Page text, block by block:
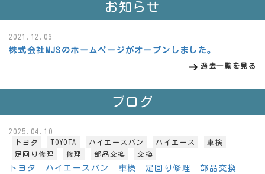
お知らせ
2021.12.03
株式会社MJSのホームページがオープンしました。
過去一覧を見る
ブログ
2025.04.10
トヨタ
TOYOTA ハイエースバン ハイエース
車検
足回り修理
修理 部品交換 交換
トヨタ ハイエースバン 車検 足回り修理 部品交換